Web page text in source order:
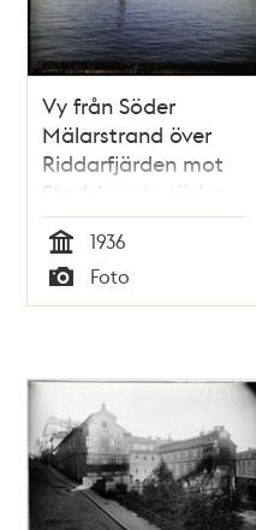
Vy från Söder
Mälarstrand över
Riddarfjärden mot
Stadshusets södra
fasad
Tid
1936
Typ
Foto